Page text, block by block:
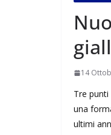
14
Tre
una
ultimi